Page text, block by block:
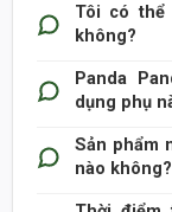
Tôi có thể
không?
Panda
dụng phụ
Sản phẩm
nào không?